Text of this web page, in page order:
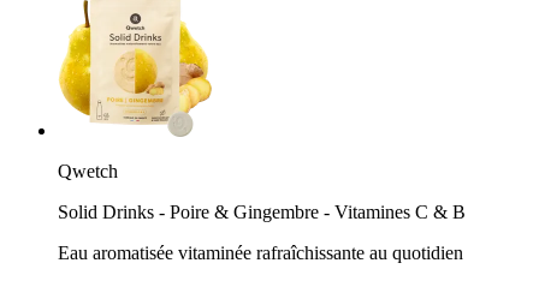
Qwetch
Solid Drinks - Poire & Gingembre - Vitamines C & B
Eau aromatisée vitaminée rafraîchissante au quotidien